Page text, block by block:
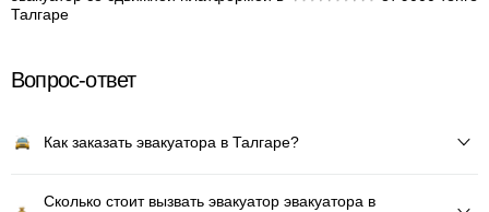
Талгаре
Вопрос-ответ
Как заказать эвакуатора в Талгаре?
Сколько стоит вызвать эвакуатор эвакуатора в